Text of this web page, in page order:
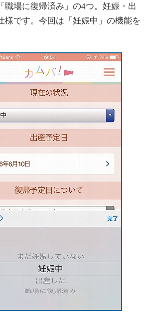
職場に復帰済み」の4つ。妊娠・出
様です。今回は「妊娠中」の機能を